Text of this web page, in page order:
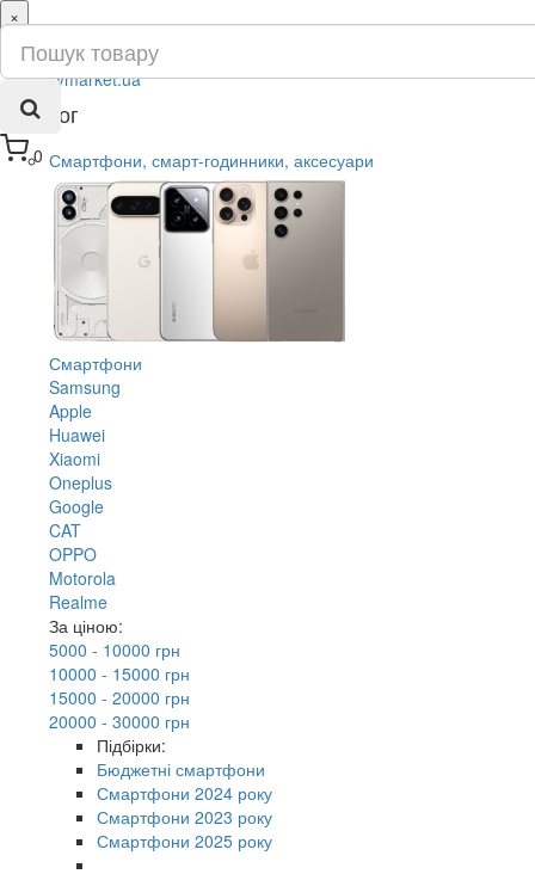
0
×
ru
ua
Каталог
Смартфони, смарт-годинники, аксесуари
Смартфони
Samsung
Apple
Huawei
Xiaomi
Oneplus
Google
CAT
OPPO
Motorola
Realme
За ціною:
5000 - 10000 грн
10000 - 15000 грн
15000 - 20000 грн
20000 - 30000 грн
Підбірки:
Бюджетні смартфони
Смартфони 2024 року
Смартфони 2023 року
Смартфони 2025 року